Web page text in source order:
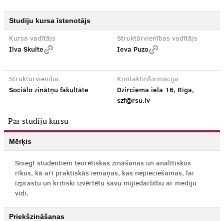
Studiju kursa īstenotājs
Kursa vadītājs
Ilva Skulte
Struktūrvienības vadītājs
Ieva Puzo
Struktūrvienība
Sociālo zinātņu fakultāte
Kontaktinformācija
Dzirciema iela 16, Rīga,
szf@rsu.lv
Par studiju kursu
Mērķis
Sniegt studentiem teorētiskas zināšanas un analītiskos
rīkus, kā arī praktiskās iemaņas, kas nepieciešamas, lai
izprastu un kritiski izvērtētu savu mijiedarbību ar mediju
vidi.
Priekšzināšanas